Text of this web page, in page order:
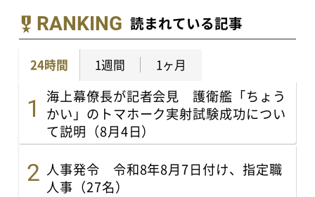
RANKING 読まれている記事
24時間 1週間 1ヶ月
海上幕僚長が記者会見 護衛艦「ちょう
かい」のトマホーク実射試験成功につい
て説明（8月4日）
人事発令 令和8年8月7日付け、指定職
人事（27名）